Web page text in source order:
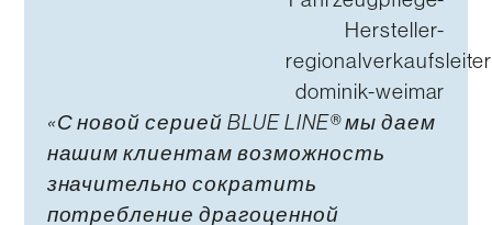
«С новой серией BLUE LINE® мы даем
нашим клиентам возможность
значительно сократить
потребление драгоценной